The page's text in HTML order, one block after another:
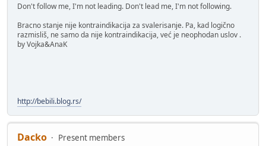
Don't follow me, I'm not leading. Don't lead me, I'm not following.
Bracno stanje nije kontraindikacija za svalerisanje. Pa, kad logično
razmisliš, ne samo da nije kontraindikacija, već je neophodan uslov .
by Vojka&AnaK
http://bebili.blog.rs/
Dacko Present members